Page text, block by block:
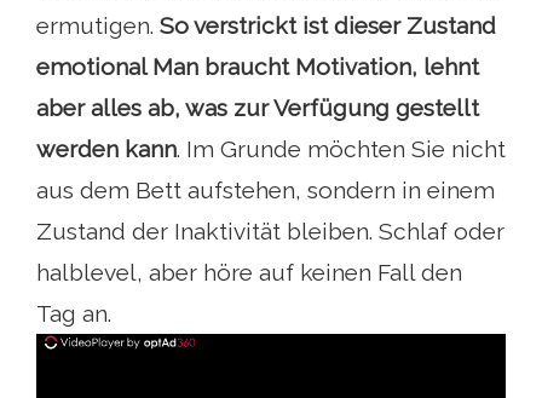
ermutigen. So verstrickt ist dieser Zustand
emotional Man braucht Motivation, lehnt
aber alles ab, was zur Verfügung gestellt
werden kann. Im Grunde möchten Sie nicht
aus dem Bett aufstehen, sondern in einem
Zustand der Inaktivität bleiben. Schlaf oder
halblevel, aber höre auf keinen Fall den
Tag an.